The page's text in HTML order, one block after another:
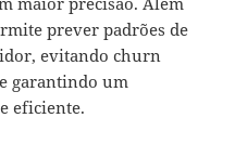
prever padrões de
evitando churn
garantindo um
eficiente.